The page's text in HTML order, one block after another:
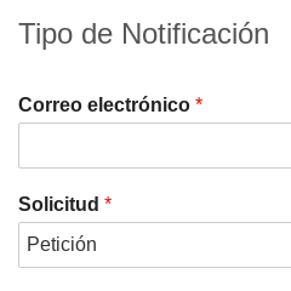
Tipo de Notificación
Correo electrónico *
Solicitud *